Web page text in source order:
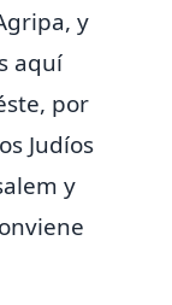
y
aquí
por
Judíos
y